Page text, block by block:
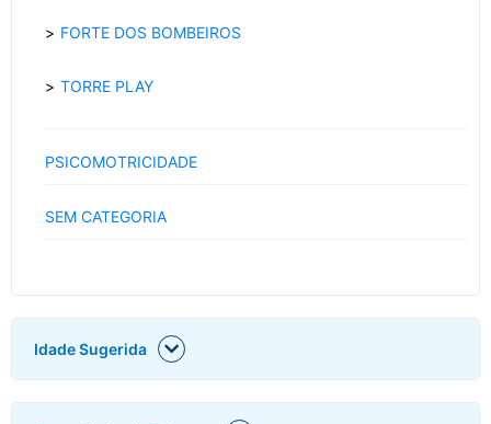
FORTE DOS BOMBEIROS
TORRE PLAY
PSICOMOTRICIDADE
SEM CATEGORIA
Idade Sugerida